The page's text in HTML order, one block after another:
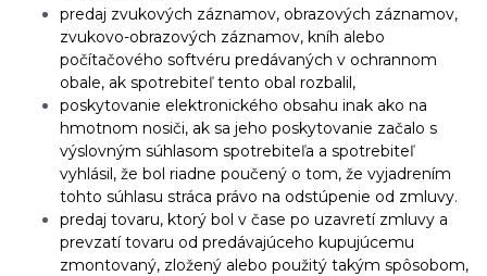
predaj zvukových záznamov, obrazových záznamov,
zvukovo-obrazových záznamov, kníh alebo
počítačového softvéru predávaných v ochrannom
obale, ak spotrebiteľ tento obal rozbalil,
poskytovanie elektronického obsahu inak ako na
hmotnom nosiči, ak sa jeho poskytovanie začalo s
výslovným súhlasom spotrebiteľa a spotrebiteľ
vyhlásil, že bol riadne poučený o tom, že vyjadrením
tohto súhlasu stráca právo na odstúpenie od zmluvy.
predaj tovaru, ktorý bol v čase po uzavretí zmluvy a
prevzatí tovaru od predávajúceho kupujúcemu
zmontovaný, zložený alebo použitý takým spôsobom,